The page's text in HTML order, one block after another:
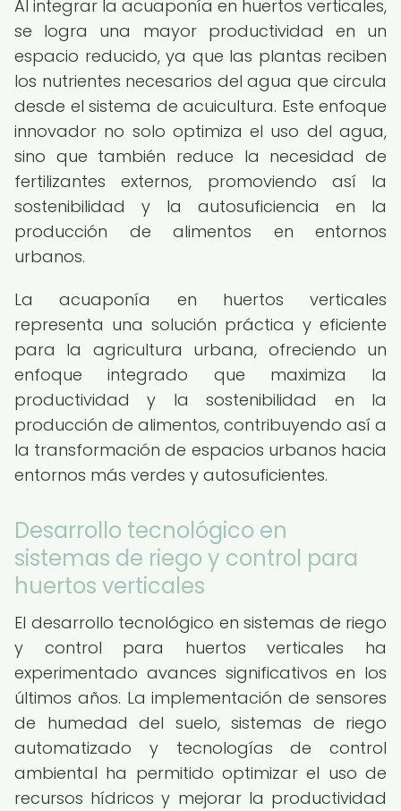
Al integrar la acuaponía en huertos verticales,
se logra una mayor productividad en un
espacio reducido, ya que las plantas reciben
los nutrientes necesarios del agua que circula
desde el sistema de acuicultura. Este enfoque
innovador no solo optimiza el uso del agua,
sino que también reduce la necesidad de
fertilizantes externos, promoviendo así la
sostenibilidad y la autosuficiencia en la
producción de alimentos en entornos
urbanos.
La acuaponía en huertos verticales
representa una solución práctica y eficiente
para la agricultura urbana, ofreciendo un
enfoque integrado que maximiza la
productividad y la sostenibilidad en la
producción de alimentos, contribuyendo así a
la transformación de espacios urbanos hacia
entornos más verdes y autosuficientes.
Desarrollo tecnológico en
sistemas de riego y control para
huertos verticales
El desarrollo tecnológico en sistemas de riego
y control para huertos verticales ha
experimentado avances significativos en los
últimos años. La implementación de sensores
de humedad del suelo, sistemas de riego
automatizado y tecnologías de control
ambiental ha permitido optimizar el uso de
recursos hídricos y mejorar la productividad